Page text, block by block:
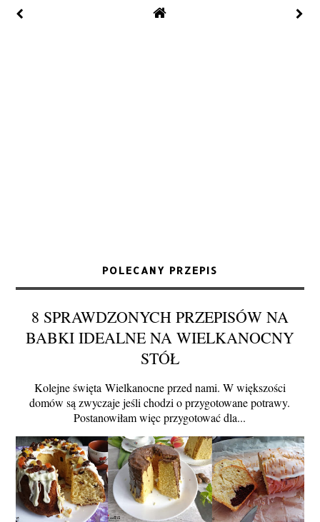
POLECANY PRZEPIS
8 SPRAWDZONYCH PRZEPISÓW NA
BABKI IDEALNE NA WIELKANOCNY
STÓŁ
Kolejne święta Wielkanocne przed nami. W większości
domów są zwyczaje jeśli chodzi o przygotowane potrawy.
Postanowiłam więc przygotować dla...